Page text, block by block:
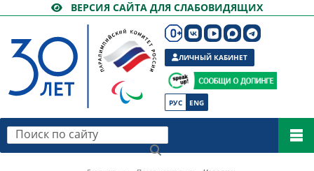
ВЕРСИЯ САЙТА ДЛЯ СЛАБОВИДЯЩИХ
РУС ENG
ЛИЧНЫЙ КАБИНЕТ
Поиск по сайту